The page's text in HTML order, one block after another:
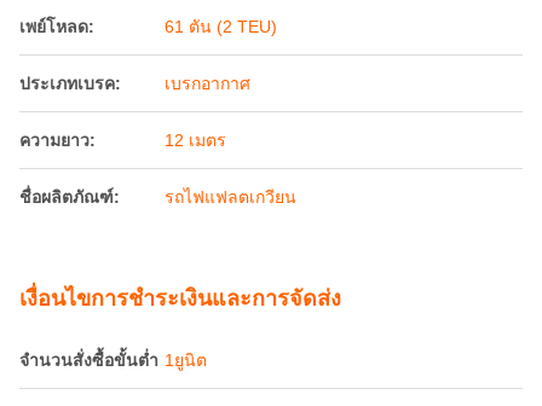
เพย์โหลด: 61 ตัน (2 TEU)
ประเภทเบรค: เบรกอากาศ
ความยาว: 12 เมตร
ชื่อผลิตภัณฑ์: รถไฟแฟลตเกวียน
เงื่อนไขการชําระเงินและการจัดส่ง
จำนวนสั่งซื้อขั้นต่ำ 1ยูนิต